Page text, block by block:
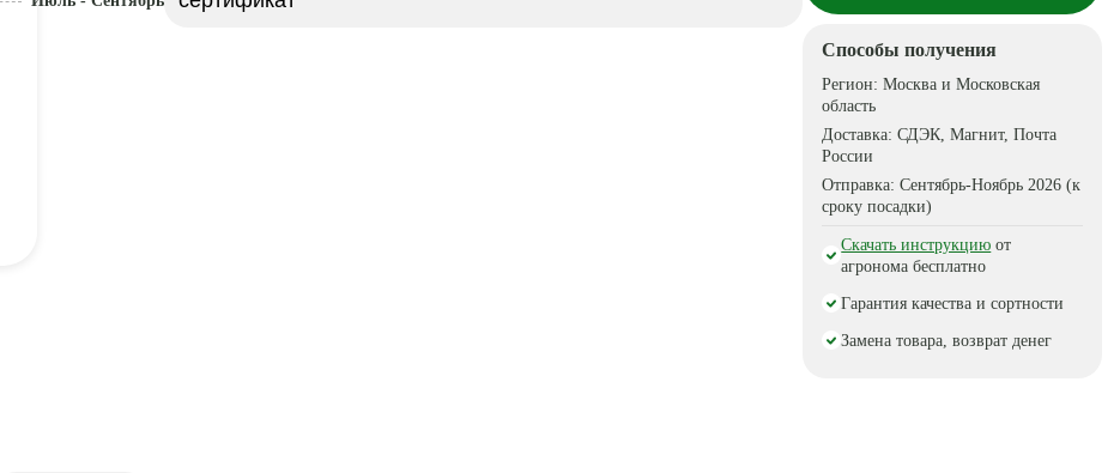
Способы получения
Регион:Москва и Московская
область
Доставка:СДЭК, Магнит, Почта
России
Отправка:Сентябрь-Ноябрь 2026 (к
сроку посадки)
Скачать инструкцию от
агронома бесплатно
Гарантия качества и сортности
Замена товара, возврат денег